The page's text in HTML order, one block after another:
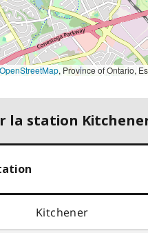
OpenStreetMap, Province of Ontario, Esri Canada, Earthstar Geographics, TomTom, Garmin, SafeGraph, GeoTechnologies, Inc, METI/NASA, USGS, EPA, NPS, US
la station
Kitchener